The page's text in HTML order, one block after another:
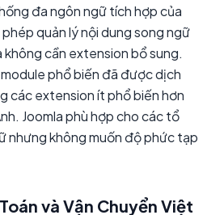
đa ngôn ngữ tích hợp của
phép quản lý nội dung song ngữ
không cần extension bổ sung.
phổ biến đã được dịch
các extension ít phổ biến hơn
Joomla phù hợp cho các tổ
nhưng không muốn độ phức tạp
và Vận Chuyển Việt